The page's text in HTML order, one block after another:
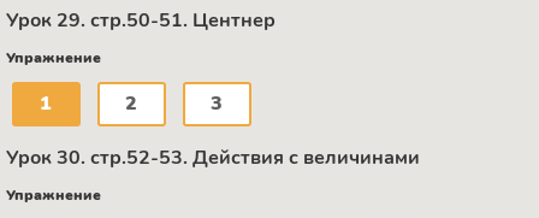
Урок 29. стр.50-51. Центнер
Упражнение
1 2 3
Урок 30. стр.52-53. Действия с величинами
Упражнение